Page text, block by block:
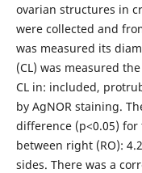
ovarian structures in
were collected and
was measured its
(CL) was measured
CL in: included,
by AgNOR staining.
difference (p<0.05)
between right (RO):
sides. There was a